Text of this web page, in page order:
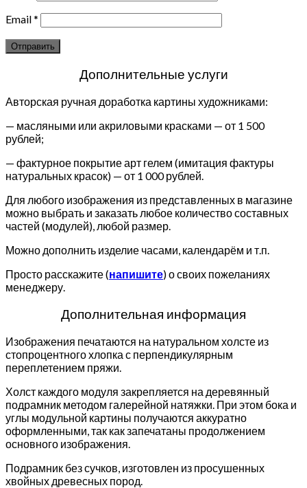
Email*
Дополнительные услуги
Авторская ручная доработка картины художниками:
— масляными или акриловыми красками — от 1 500
рублей;
— фактурное покрытие арт гелем (имитация фактуры
натуральных красок) — от 1 000 рублей.
Для любого изображения из представленных в магазине
можно выбрать и заказать любое количество составных
частей (модулей), любой размер.
Можно дополнить изделие часами, календарём и т.п.
Просто расскажите (напишите) о своих пожеланиях
менеджеру.
Дополнительная информация
Изображения печатаются на натуральном холсте из
стопроцентного хлопка с перпендикулярным
переплетением пряжи.
Холст каждого модуля закрепляется на деревянный
подрамник методом галерейной натяжки. При этом бока и
углы модульной картины получаются аккуратно
оформленными, так как запечатаны продолжением
основного изображения.
Подрамник без сучков, изготовлен из просушенных
хвойных древесных пород.